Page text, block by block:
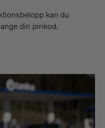
kan du
din pinkod.